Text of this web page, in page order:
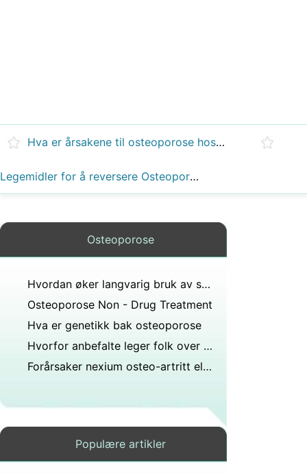
Hva er årsakene til osteoporose hos eldre kvinner
Legemidler for å reversere Osteoporose
Osteoporose
Hvordan øker langvarig bruk av steroider risikoen for osteoporose?
Osteoporose Non - Drug Treatment
Hva er genetikk bak osteoporose
Hvorfor anbefalte leger folk over 45 år å drikke melk og spise mer mat som inneholder kalsium. Hvordan er det nyttig for å forebygge osteoporose?
Forårsaker nexium osteo-artritt eller osteoporose hos postmenopausale kvinner?
Populære artikler